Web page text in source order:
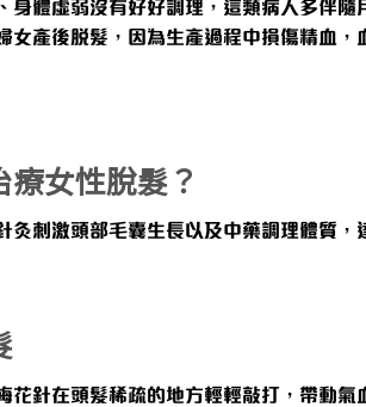
身體虛弱沒有好好調理，這類病人多伴
女產後脫髮，因為生產過程中損傷精血
女性脫髮？
灸刺激頭部毛囊生長以及中藥調理體質，
花針在頭髮稀疏的地方輕輕敲打，帶動